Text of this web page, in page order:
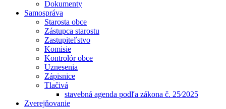
Dokumenty
Samospráva
Starosta obce
Zástupca starostu
Zastupiteľstvo
Komisie
Kontrolór obce
Uznesenia
Zápisnice
Tlačivá
stavebná agenda podľa zákona č. 25⁄2025
Zverejňovanie